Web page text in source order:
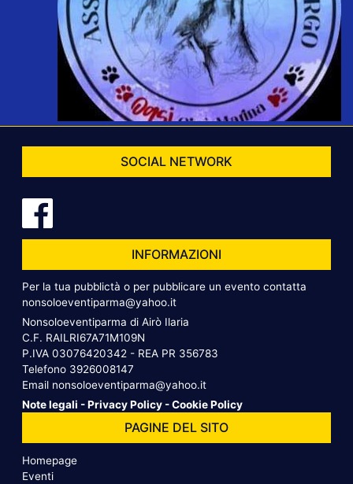
SOCIAL NETWORK
INFORMAZIONI
Per la tua pubblictà o per pubblicare un evento contatta
nonsoloeventiparma@yahoo.it
Nonsoloeventiparma di Airò Ilaria
C.F. RAILRI67A71M109N
P.IVA 03076420342 - REA PR 356783
Telefono 3926008147
Email nonsoloeventiparma@yahoo.it
Note legali -Privacy Policy -Cookie Policy
PAGINE DEL SITO
Homepage
Eventi